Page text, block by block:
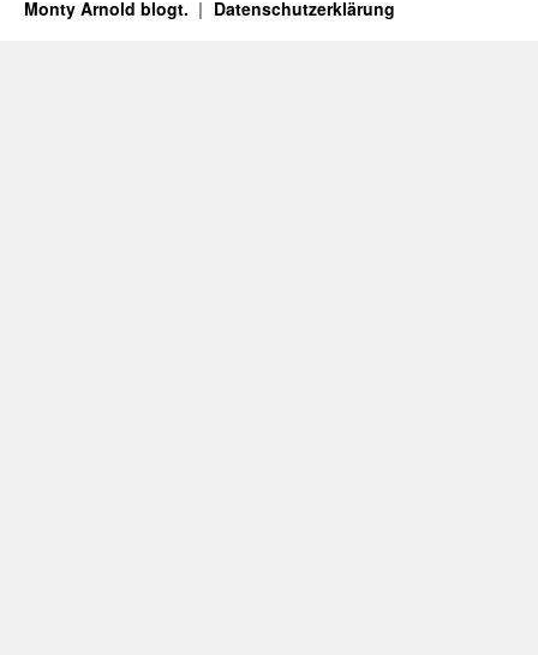
Monty Arnold blogt. Datenschutz­erklärung